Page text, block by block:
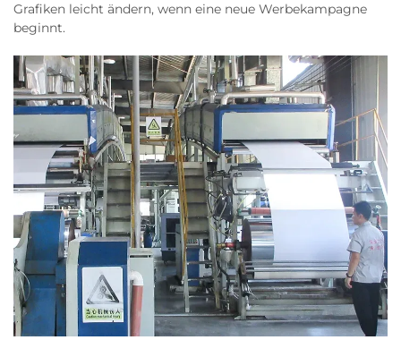
Grafiken leicht ändern, wenn eine neue Werbekampagne
beginnt.